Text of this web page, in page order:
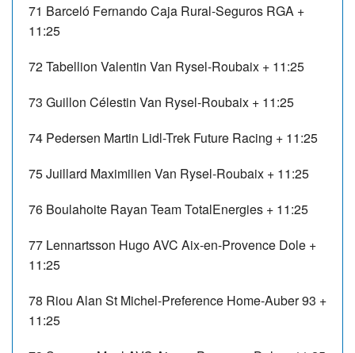
71 Barceló FernandoCaja Rural-Seguros RGA +
11:25
72Tabellion Valentin Van Rysel-Roubaix + 11:25
73 Guillon Célestin Van Rysel-Roubaix + 11:25
74 Pedersen Martin Lidl-Trek Future Racing + 11:25
75Juillard Maximilien Van Rysel-Roubaix + 11:25
76 Boulahoite Rayan Team TotalEnergies + 11:25
77 Lennartsson HugoAVC Aix-en-Provence Dole +
11:25
78 Riou Alan St Michel-Preference Home-Auber 93 +
11:25